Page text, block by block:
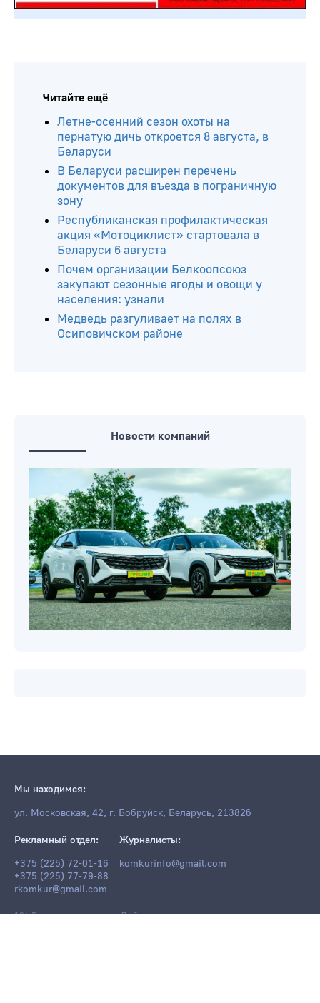
Читайте ещё
Летне-осенний сезон охоты на
пернатую дичь откроется 8 августа, в
Беларуси
В Беларуси расширен перечень
документов для въезда в пограничную
зону
Республиканская профилактическая
акция «Мотоциклист» стартовала в
Беларуси 6 августа
Почем организации Белкоопсоюз
закупают сезонные ягоды и овощи у
населения: узнали
Медведь разгуливает на полях в
Осиповичском районе
Новости компаний
Мы находимся:
ул. Московская, 42, г. Бобруйск, Беларусь, 213826
Рекламный отдел:
+375 (225) 72-01-16
+375 (225) 77-79-88
rkomkur@gmail.com
Журналисты:
komkurinfo@gmail.com
18+ Все права защищены. Любое копирование, перепечатка или